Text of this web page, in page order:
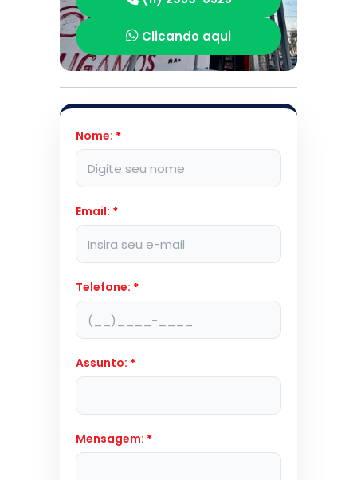
Clicando aqui
Nome: *
Email: *
Telefone: *
Assunto: *
Mensagem: *